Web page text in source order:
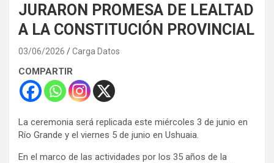
JURARON PROMESA DE LEALTAD
A LA CONSTITUCIÓN PROVINCIAL
03/06/2026 Carga Datos
COMPARTIR
La ceremonia será replicada este miércoles 3 de junio en
Río Grande y el viernes 5 de junio en Ushuaia.
En el marco de las actividades por los 35 años de la